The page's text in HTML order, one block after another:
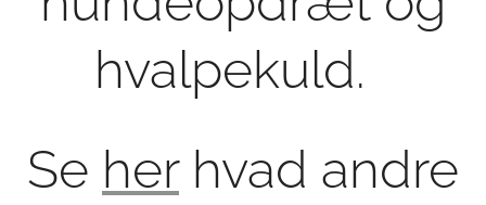
hvalpekuld.
Se herhvad andre